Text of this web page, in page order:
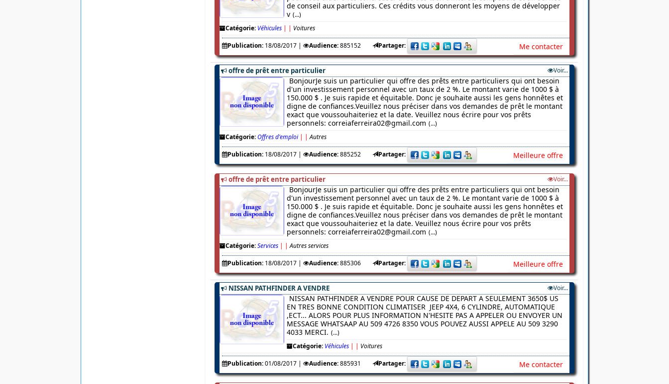
de conseil aux particuliers. Ces crédits vous donneront les moyens de développer
v (...)
Catégorie: Véhicules | | Voitures
Publication: 18/08/2017| Audience: 885152 Partager: Me contacter
offre de prêt entre particulier Voir...
BonjourJe suis un particulier qui offre des prêts entre particuliers qui ont besoin
d'un investissement personnel avec un taux de 2 %. Le montant varie de 1000 $ à
150.000 $ . Je suis rapide et équitable. Donc je souhaite aussi les gens honnêtes et
digne de confiances.Veuillez nous préciser dans vos demandes de prêt le montant
exact que voussouhaiteriez et la date. Veuillez nous écrire pour vos prêts
personnels: correiaferreira02@gmail.com (...)
Catégorie: Offres d'emploi | | Autres
Publication: 18/08/2017| Audience: 885252 Partager: Meilleure offre
offre de prêt entre particulier Voir...
BonjourJe suis un particulier qui offre des prêts entre particuliers qui ont besoin
d'un investissement personnel avec un taux de 2 %. Le montant varie de 1000 $ à
150.000 $ . Je suis rapide et équitable. Donc je souhaite aussi les gens honnêtes et
digne de confiances.Veuillez nous préciser dans vos demandes de prêt le montant
exact que voussouhaiteriez et la date. Veuillez nous écrire pour vos prêts
personnels: correiaferreira02@gmail.com (...)
Catégorie: Services | | Autres services
Publication: 18/08/2017| Audience: 885306 Partager: Meilleure offre
NISSAN PATHFINDER A VENDRE Voir...
NISSAN PATHFINDER A VENDRE POUR CAUSE DE DEPART A SEULEMENT 3650$ US
EN TRES BONNE CONDITION CLIMATISER JEEP 4X4, 6 CYLINDRE, AUTOMATIQUE
,ECT... ALORS POUR PLUS INFORMATION N'HESITE PAS A APPELER OU ENVOYER UN
MESSAGE WHATSAAP AU 509 4726 8350 VOUS POUVEZ AUSSI APPELE AU 509 3290
4033 MERCI. (...)
Catégorie: Véhicules | | Voitures
Publication: 01/08/2017| Audience: 885931 Partager: Me contacter